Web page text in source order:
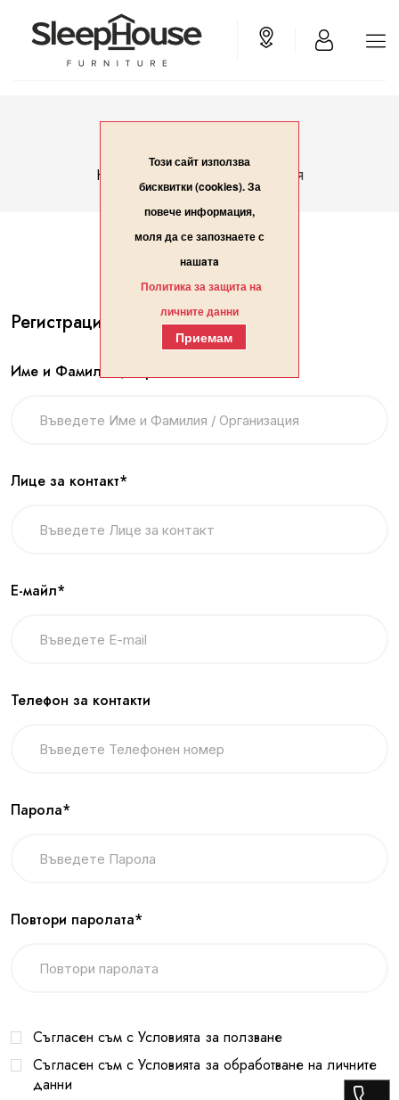
Начало Вход/Регистрация
Регистрация
Име и Фамилия / Организация*
Лице за контакт*
Е-майл*
Телефон за контакти
Парола*
Повтори паролата*
Съгласен съм с Условията за ползване
Съгласен съм с Условията за обработване на личните
данни
Този сайт използва
бисквитки (cookies). За
повече информация,
моля да се запознаете с
нашaтa
Политика за защита на
личните данни
Приемам